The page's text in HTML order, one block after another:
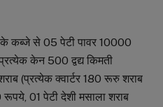
के कब्जे से 05 पेटी पावर 10000
केन 500 द्वद्य किमती
(प्रत्येक क्वार्टर 180 रूरु शराब
01 पेटी देशी मसाला शराब